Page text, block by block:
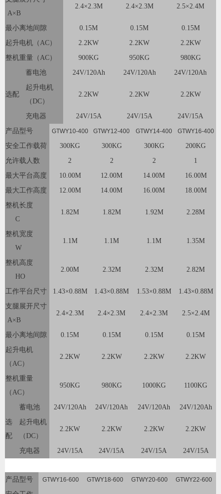
A×B
2.4×2.3M 2.4×2.3M 2.5×2.4M
最小离地间隙 0.15M 0.15M
0.15M
起升电机（AC）
2.2KW 2.2KW
2.2KW
整机重量（AC）
900KG 950KG 980KG
选配
蓄电池 24V/120Ah 24V/120Ah
24V/120Ah
起升电机
（DC）
2.2KW 2.2KW 2.2KW
充电器 24V/15A 24V/15A
24V/15A
产品型号
GTWY10-400 GTWY12-400 GTWY14-400 GTWY16-400
安全工作载荷 300KG 300KG 300KG
200KG
允许载人数
2 2 2
1
最大平台高度
10.00M 12.00M 14.00M
16.00M
最大工作高度
12.00M 14.00M 16.00M
18.00M
整机长度
C
1.82M 1.82M 1.92M 2.28M
整机宽度
W
1.1M 1.1M 1.1M 1.35M
整机高度
HO
2.00M 2.32M 2.32M 2.82M
工作平台尺寸 1.43×0.88M 1.43×0.88M 1.53×0.88M
1.43×0.88M
支腿展开尺寸
A×B
2.4×2.3M 2.4×2.3M 2.4×2.3M 2.5×2.4M
最小离地间隙 0.15M 0.15M 0.15M
0.15M
起升电机
（AC）
2.2KW 2.2KW 2.2KW 2.2KW
整机重量
（AC）
950KG 980KG 1000KG 1100KG
选
配
蓄电池 24V/120Ah 24V/120Ah 24V/120Ah
24V/120Ah
起升电机
（DC）
2.2KW 2.2KW 2.2KW 2.2KW
充电器 24V/15A 24V/15A 24V/15A 24V/15A
产品型号 GTWY16-600 GTWY18-600 GTWY20-600 GTWY22-600